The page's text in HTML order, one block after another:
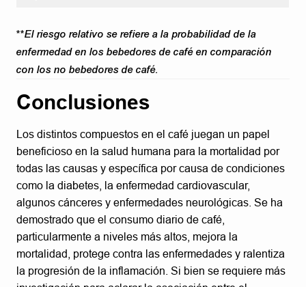
**El riesgo relativo se refiere a la probabilidad de la
enfermedad en los bebedores de café en comparación
con los no bebedores de café.
Conclusiones
Los distintos compuestos en el café juegan un papel
beneficioso en la salud humana para la mortalidad por
todas las causas y específica por causa de condiciones
como la diabetes, la enfermedad cardiovascular,
algunos cánceres y enfermedades neurológicas. Se ha
demostrado que el consumo diario de café,
particularmente a niveles más altos, mejora la
mortalidad, protege contra las enfermedades y ralentiza
la progresión de la inflamación. Si bien se requiere más